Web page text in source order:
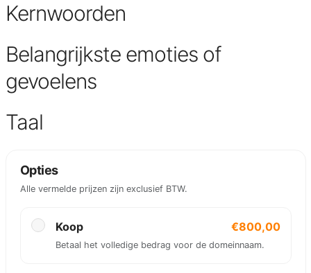
Kernwoorden
Belangrijkste emoties of
gevoelens
Taal
Opties
Alle vermelde prijzen zijn exclusief BTW.
Koop €800,00
Betaal het volledige bedrag voor de domeinnaam.